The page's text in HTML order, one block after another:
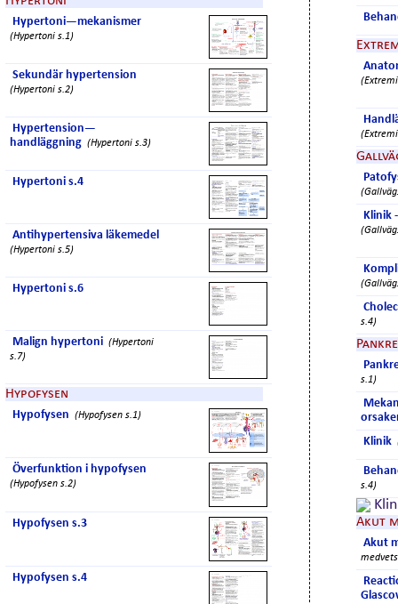
Hypertoni—mekanismer
(Hypertoni s.1)
Sekundär hypertension
(Hypertoni s.2)
Hypertension—
handläggning (Hypertoni s.3)
Hypertoni s.4
Antihypertensiva läkemedel
(Hypertoni s.5)
Hypertoni s.6
Malign hypertoni (Hypertoni
s.7)
Hypofysen
Hypofysen (Hypofysen s.1)
Överfunktion i hypofysen
(Hypofysen s.2)
Hypofysen s.3
Hypofysen s.4
Klinik
s.4)
s.1)
Klinik
s.4)
Akut
Akut